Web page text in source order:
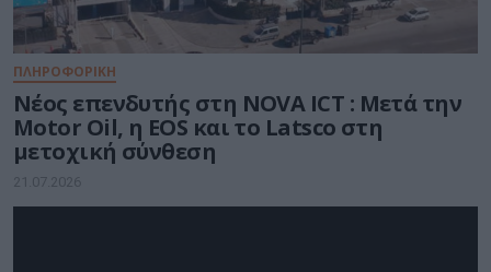
ΠΛΗΡΟΦΟΡΙΚΗ
Νέος επενδυτής στη NOVA ICT : Μετά την
Motor Oil, η EOS και το Latsco στη
μετοχική σύνθεση
21.07.2026